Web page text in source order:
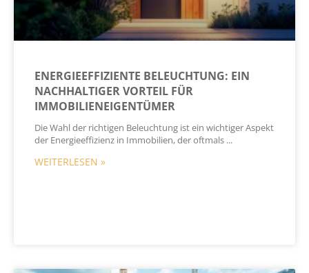
ENERGIEEFFIZIENTE BELEUCHTUNG: EIN
NACHHALTIGER VORTEIL FÜR
IMMOBILIENEIGENTÜMER
Die Wahl der richtigen Beleuchtung ist ein wichtiger Aspekt
der Energieeffizienz in Immobilien, der oftmals
WEITERLESEN »